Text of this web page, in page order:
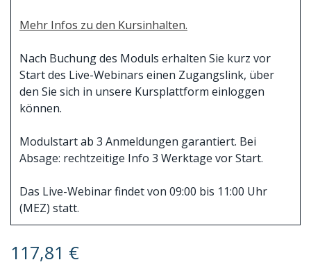
Mehr Infos zu den Kursinhalten.
Nach Buchung des Moduls erhalten Sie kurz vor
Start des Live-Webinars einen Zugangslink, über
den Sie sich in unsere Kursplattform einloggen
können.
Modulstart ab 3 Anmeldungen garantiert. Bei
Absage: rechtzeitige Info 3 Werktage vor Start.
Das Live-Webinar findet von 09:00 bis 11:00 Uhr
(MEZ) statt.
117,81 €